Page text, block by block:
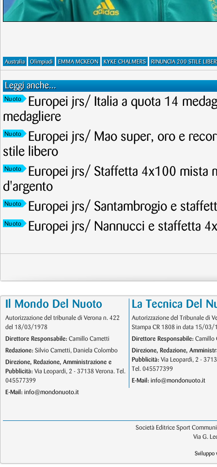
Australia Olimpiadi EMMA MCKEON KYKE CHALMERS RINUNCIA 200 STILE
Leggi anche...
Nuoto
Europei jrs/ Italia a quota 14
medagliere
Nuoto
Europei jrs/ Mao super, oro e
stile libero
Nuoto
Europei jrs/ Staffetta 4x100 mista
d'argento
Nuoto Europei jrs/ Santambrogio e
Nuoto Europei jrs/ Nannucci e staffetta
Il Mondo Del Nuoto
Autorizzazione del tribunale di Verona n. 422
del 18/03/1978
Direttore Responsabile: Camillo Cametti
Redazione: Silvio Cametti, Daniela Colombo
Direzione, Redazione, Amministrazione e
Pubblicità: Via Leopardi, 2 - 37138 Verona. Tel.
045577399
E-Mail: info@mondonuoto.it
La Tecnica Del
Autorizzazione del Tribunale di
Stampa CR 1808 in data 15/03/
Direttore Responsabile: Camillo
Direzione, Redazione,
Pubblicità: Via Leopardi, 2 -
Tel. 045577399
E-Mail: info@mondonuoto.it
Società Editrice Sport
Via G.
Sviluppo